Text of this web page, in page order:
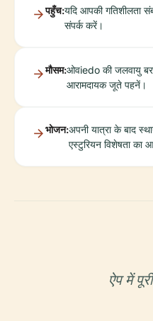
पहुँच:यदि आपकी गतिशीलता
संपर्क करें।
मौसम:ओवiedo की जलवायु
आरामदायक जूते पहनें।
भोजन:अपनी यात्रा के बाद
एस्टुरियन विशेषता का
ऐप में